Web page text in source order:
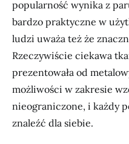
popularność wynika z
bardzo praktyczne w
ludzi uważa też że
Rzeczywiście ciekawa
prezentowała od
możliwości w zakresie
nieograniczone, i każdy
znaleźć dla siebie.